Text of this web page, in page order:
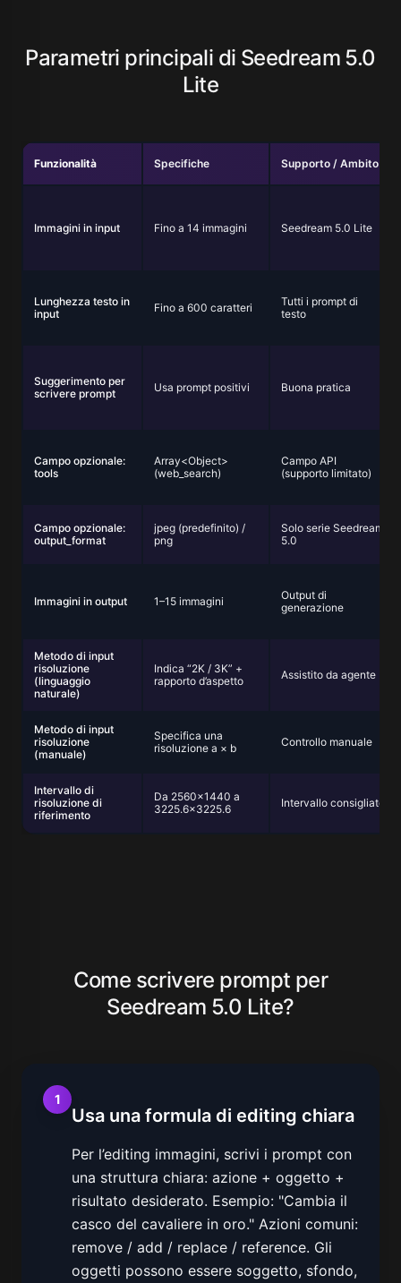
Parametri principali di Seedream 5.0
Lite
Funzionalità Specifiche Supporto / Ambito
Immagini in input Fino a 14 immagini Seedream 5.0 Lite
Lunghezza testo in
input
Fino a 600 caratteri
Tutti i prompt di
testo
Suggerimento per
scrivere prompt
Usa prompt positivi Buona pratica
Campo opzionale:
tools
Array<Object>
(web_search)
Campo API
(supporto limitato)
Campo opzionale:
output_format
jpeg (predefinito) /
png
Solo serie Seedream
5.0
Immagini in output 1–15 immagini
Output di
generazione
Metodo di input
risoluzione
(linguaggio
naturale)
Indica “2K / 3K” +
rapporto d’aspetto
Assistito da agente
Metodo di input
risoluzione
(manuale)
Specifica una
risoluzione a × b
Controllo manuale
Intervallo di
risoluzione di
riferimento
Da 2560×1440 a
3225.6×3225.6
Intervallo consigliato
Come scrivere prompt per
Seedream 5.0 Lite?
1
Usa una formula di editing chiara
Per l’editing immagini, scrivi i prompt con
una struttura chiara: azione + oggetto +
risultato desiderato. Esempio: "Cambia il
casco del cavaliere in oro." Azioni comuni:
remove / add / replace / reference. Gli
oggetti possono essere soggetto, sfondo,